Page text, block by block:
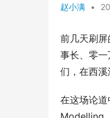
赵小满 •
前几天刷
事长、零
们，在西溪
在这场论